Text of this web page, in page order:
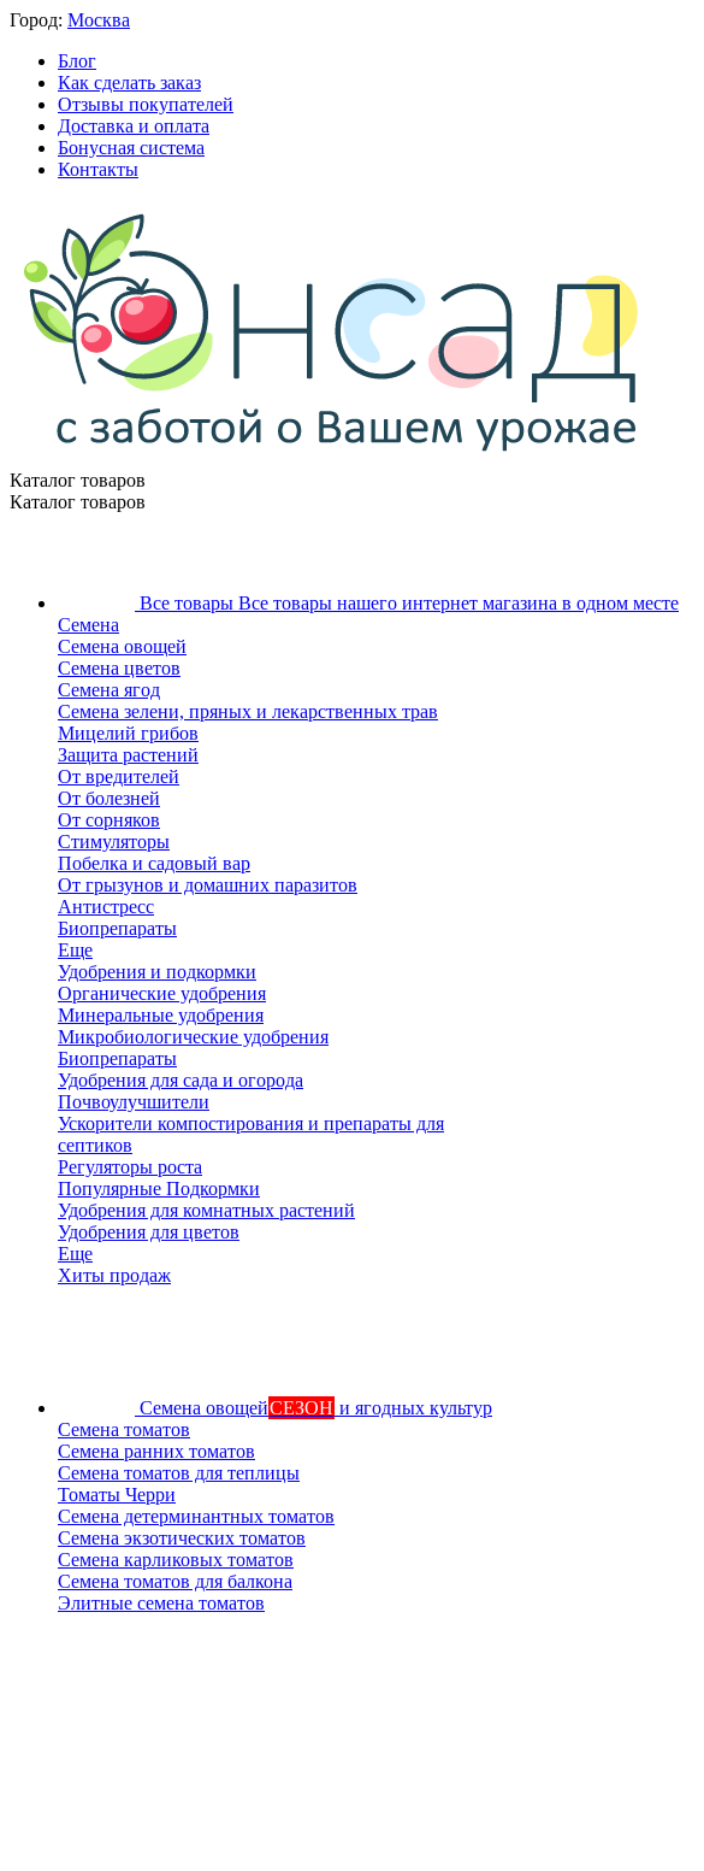
Город: Москва
Блог
Как сделать заказ
Отзывы покупателей
Доставка и оплата
Бонусная система
Контакты
Каталог товаров
Каталог товаров
Все товары Все товары нашего интернет магазина в одном месте
Семена
Семена овощей
Семена цветов
Семена ягод
Семена зелени, пряных и лекарственных трав
Мицелий грибов
Защита растений
От вредителей
От болезней
От сорняков
Стимуляторы
Побелка и садовый вар
От грызунов и домашних паразитов
Антистресс
Биопрепараты
Еще
Удобрения и подкормки
Органические удобрения
Минеральные удобрения
Микробиологические удобрения
Биопрепараты
Удобрения для сада и огорода
Почвоулучшители
Ускорители компостирования и препараты для
септиков
Регуляторы роста
Популярные Подкормки
Удобрения для комнатных растений
Удобрения для цветов
Еще
Хиты продаж
Семена овощейСЕЗОН и ягодных культур
Семена томатов
Семена ранних томатов
Семена томатов для теплицы
Томаты Черри
Семена детерминантных томатов
Семена экзотических томатов
Семена карликовых томатов
Семена томатов для балкона
Элитные семена томатов